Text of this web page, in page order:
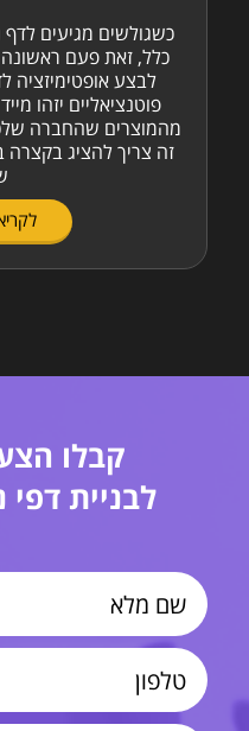
כשגולשים מגיעים
כלל, זאת פעם
לבצע אופטימיזציה
פוטנציאליים יזהו
מהמוצרים שהחברה
זה צריך להציג
קבלו
לבניית